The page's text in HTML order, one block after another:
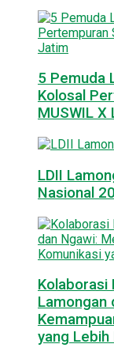
5 Pemuda
Kolosal
MUSWIL X
LDII
Nasional
Kolaborasi
Lamongan
yang Lebih